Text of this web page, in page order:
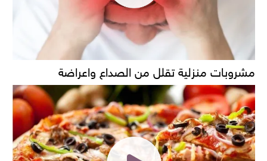
مشروبات منزلية تقلل من الصداع واعراضة